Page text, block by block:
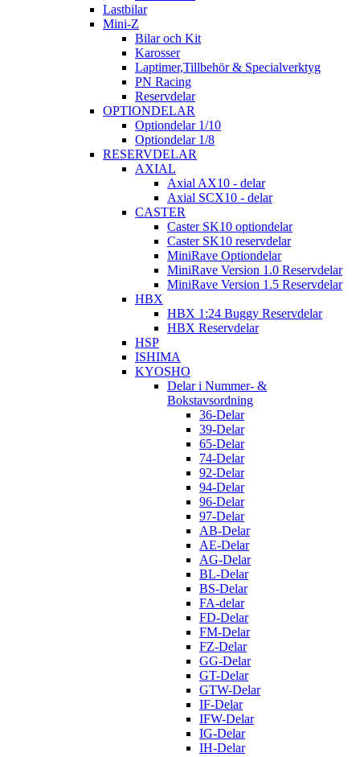
Lastbilar
Mini-Z
Bilar och Kit
Karosser
Laptimer,Tillbehör & Specialverktyg
PN Racing
Reservdelar
OPTIONDELAR
Optiondelar 1/10
Optiondelar 1/8
RESERVDELAR
AXIAL
Axial AX10 - delar
Axial SCX10 - delar
CASTER
Caster SK10 optiondelar
Caster SK10 reservdelar
MiniRave Optiondelar
MiniRave Version 1.0 Reservdelar
MiniRave Version 1.5 Reservdelar
HBX
HBX 1:24 Buggy Reservdelar
HBX Reservdelar
HSP
ISHIMA
KYOSHO
Delar i Nummer- &
Bokstavsordning
36-Delar
39-Delar
65-Delar
74-Delar
92-Delar
94-Delar
96-Delar
97-Delar
AB-Delar
AE-Delar
AG-Delar
BL-Delar
BS-Delar
FA-delar
FD-Delar
FM-Delar
FZ-Delar
GG-Delar
GT-Delar
GTW-Delar
IF-Delar
IFW-Delar
IG-Delar
IH-Delar